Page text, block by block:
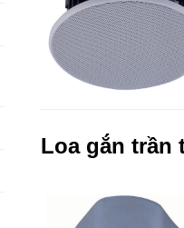
Loa gắn trần